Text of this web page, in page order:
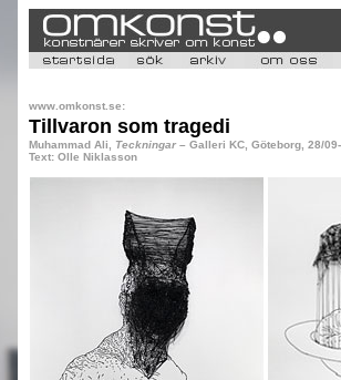
www.omkonst.se:
Tillvaron som tragedi
Muhammad Ali, Teckningar– Galleri KC, Göteborg, 28/
Text: Olle Niklasson